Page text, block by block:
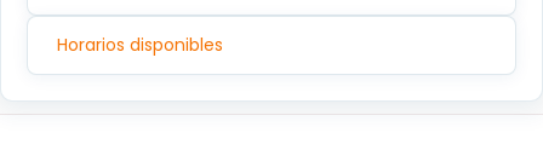
Horarios disponibles